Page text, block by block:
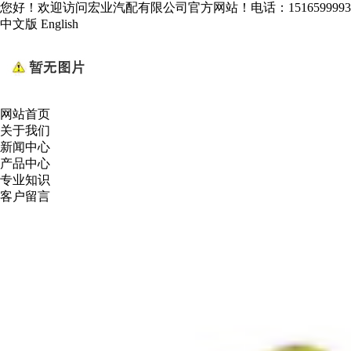
您好！欢迎访问宏业汽配有限公司官方网站！电话：
中文版 English
网站首页
关于我们
新闻中心
产品中心
专业知识
客户留言